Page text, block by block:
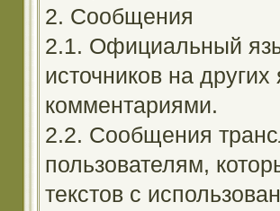
2. Сообщения
2.1. Официальный
источников на
комментариями.
2.2. Сообщения
пользователям,
текстов с